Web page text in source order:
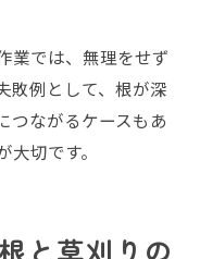
業では、無理をせず
敗例として、根が深
つながるケースもあ
切です。
と草刈りの